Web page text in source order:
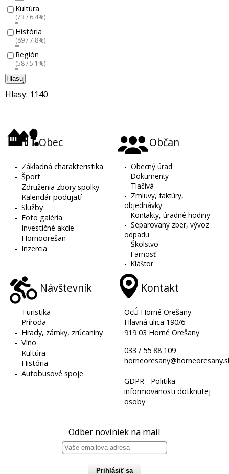
Kultúra
(73 / 6.4%)
História
(89 / 7.8%)
Región
(58 / 5.1%)
Hlasuj
Hlasy: 1140
Obec
- Základná charakteristika
-Šport
- Združenia zbory spolky
- Kalendár podujatí
-Služby
- Foto galéria
- Investičné akcie
- Hornoorešan
- Inzercia
Občan
-Obecný úrad
-Dokumenty
- Tlačivá
- Zmluvy, faktúry,
objednávky
-Kontakty, úradné hodiny
-Separovaný zber, vývoz
odpadu
-Školstvo
-Farnosť
-Kláštor
Návštevník
- Turistika
- Príroda
- Hrady, zámky, zrúcaniny
-Víno
- Kultúra
- História
-Autobusové spoje
Kontakt
OcÚ Horné Orešany
Hlavná ulica 190/6
919 03 Horné Orešany
033 / 55 88 109
GDPR - Politika
informovanosti dotknutej
osoby
Odber noviniek na mail
Prihlásiť sa